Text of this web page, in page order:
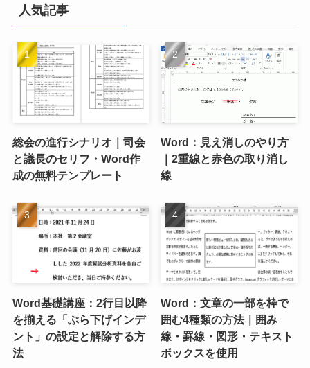
人気記事
総会の進行シナリオ｜司会
と議長のセリフ・Word作
成の無料テンプレート
Word：見え消しのやり方
｜2重線と赤色の取り消し
線
Word基礎講座：2行目以降
を揃える「ぶら下げインデ
ント」の設定と解除する方
法
Word：文章の一部を枠で
囲む4種類の方法｜囲み
線・罫線・図形・テキスト
ボックスを使用